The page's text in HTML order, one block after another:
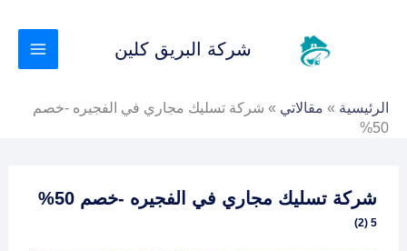
شركة البريق كلين
الرئيسية » مقالاتي » شركة تسليك مجاري في الفجيره -خصم
50%
شركة تسليك مجاري في الفجيره -خصم 50%
5 (2)